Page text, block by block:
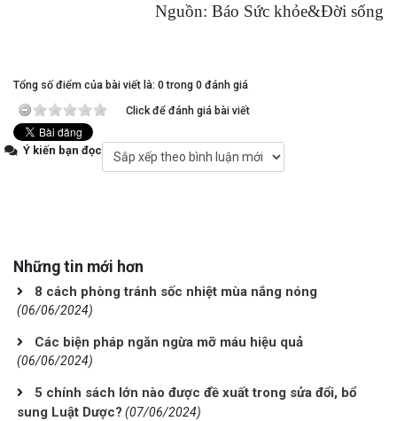
Nguồn: Báo Sức khỏe&Đời sống
Tổng số điểm của bài viết là: 0 trong 0 đánh giá
Click để đánh giá bài viết
Ý kiến bạn đọc
Những tin mới hơn
8 cách phòng tránh sốc nhiệt mùa nắng nóng
(06/06/2024)
Các biện pháp ngăn ngừa mỡ máu hiệu quả
(06/06/2024)
5 chính sách lớn nào được đề xuất trong sửa đổi, bổ
sung Luật Dược? (07/06/2024)